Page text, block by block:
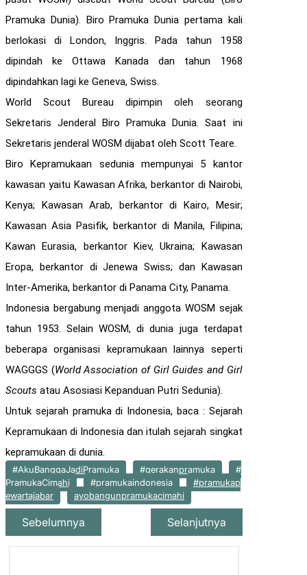
Pramuka Dunia). Biro Pramuka Dunia pertama kali
berlokasi di London, Inggris. Pada tahun 1958
dipindah ke Ottawa Kanada dan tahun 1968
dipindahkan lagi ke Geneva, Swiss.
World Scout Bureau dipimpin oleh seorang
Sekretaris Jenderal Biro Pramuka Dunia. Saat ini
Sekretaris jenderal WOSM dijabat oleh Scott Teare.
Biro Kepramukaan sedunia mempunyai 5 kantor
kawasan yaitu Kawasan Afrika, berkantor di Nairobi,
Kenya; Kawasan Arab, berkantor di Kairo, Mesir;
Kawasan Asia Pasifik, berkantor di Manila, Filipina;
Kawan Eurasia, berkantor Kiev, Ukraina; Kawasan
Eropa, berkantor di Jenewa Swiss; dan Kawasan
Inter-Amerika, berkantor di Panama City, Panama.
Indonesia bergabung menjadi anggota WOSM sejak
tahun 1953. Selain WOSM, di dunia juga terdapat
beberapa organisasi kepramukaan lainnya seperti
WAGGGS (World Association of Girl Guides and Girl
Scouts atau Asosiasi Kepanduan Putri Sedunia).
Untuk sejarah pramuka di Indonesia, baca : Sejarah
Kepramukaan di Indonesia dan itulah sejarah singkat
kepramukaan di dunia.
#AkuBanggaJadiPramuka #gerakanpramuka
#
PramukaCimahi
#pramukaindonesia
#pramukap
ewartajabar
ayobangunpramukacimahi
Sebelumnya Selanjutnya